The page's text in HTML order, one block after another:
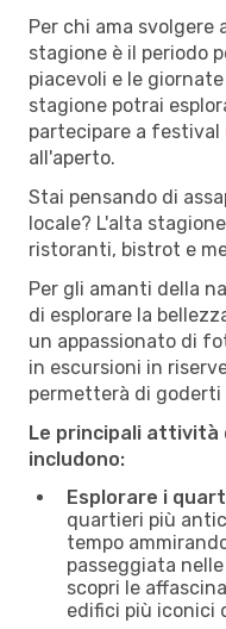
Per chi ama
stagione è il periodo
piacevoli e le
stagione potrai
partecipare a
all'aperto.
Stai pensando di
locale? L'alta
ristoranti, bistrot e
Per gli amanti della
di esplorare la
un appassionato di
in escursioni in
permetterà di goderti
Le principali
includono:
Esplorare i
quartieri più
tempo
passeggiata
scopri le
edifici più iconici